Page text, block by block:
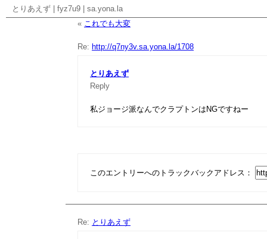
とりあえず fyz7u9
sa.yona.la
« これでも大変
Re: http://q7ny3v.sa.yona.la/1708
とりあえず
Reply
私ジョージ派なんでクラプトンはNGですねー
このエントリーへのトラックバックアドレス：
Re: とりあえず